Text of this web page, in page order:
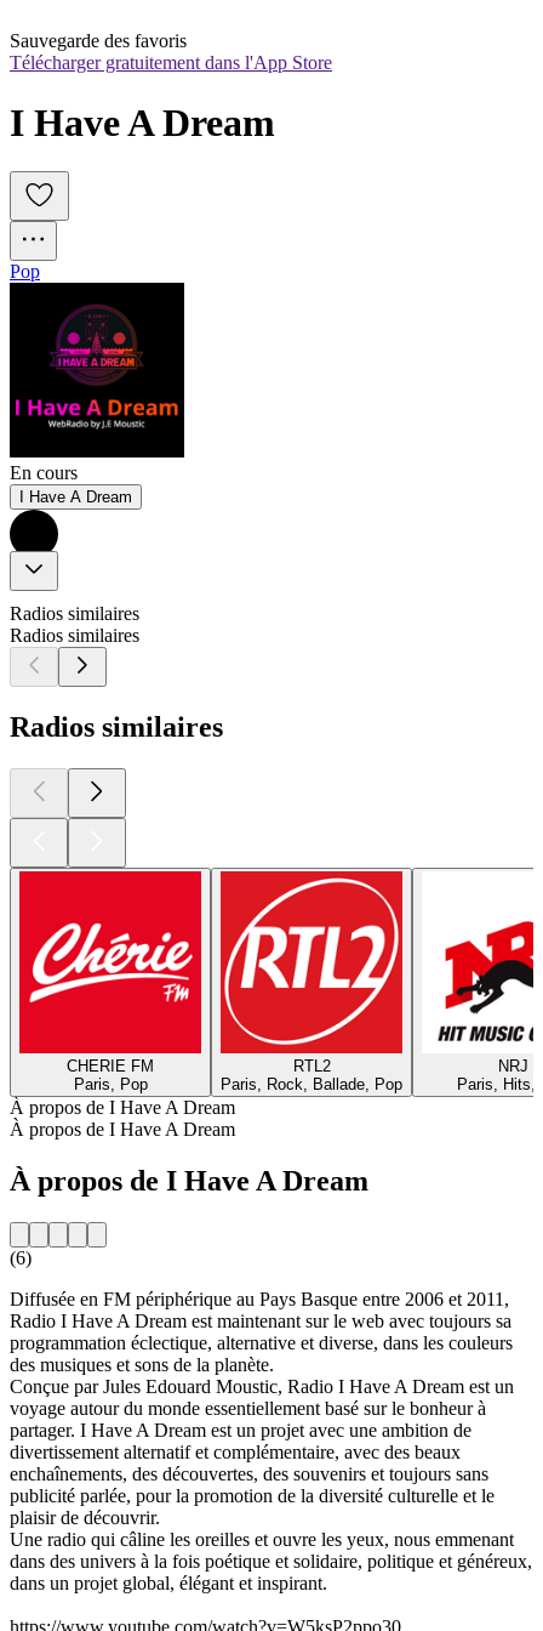
Sauvegarde des favoris
Télécharger gratuitement dans l'App Store
I Have A Dream
Pop
En cours
I Have A Dream
Radios similaires
Radios similaires
Radios similaires
CHERIE FM
Paris, Pop
RTL2
Paris, Rock, Ballade, Pop
NRJ
Paris, Hits,
À propos de I Have A Dream
À propos de I Have A Dream
À propos de I Have A Dream
(6)
Diffusée en FM périphérique au Pays Basque entre 2006 et 2011,
Radio I Have A Dream est maintenant sur le web avec toujours sa
programmation éclectique, alternative et diverse, dans les couleurs
des musiques et sons de la planète.
Conçue par Jules Edouard Moustic, Radio I Have A Dream est un
voyage autour du monde essentiellement basé sur le bonheur à
partager. I Have A Dream est un projet avec une ambition de
divertissement alternatif et complémentaire, avec des beaux
enchaînements, des découvertes, des souvenirs et toujours sans
publicité parlée, pour la promotion de la diversité culturelle et le
plaisir de découvrir.
Une radio qui câline les oreilles et ouvre les yeux, nous emmenant
dans des univers à la fois poétique et solidaire, politique et généreux,
dans un projet global, élégant et inspirant.
https://www.youtube.com/watch?v=W5ksP2ppo30